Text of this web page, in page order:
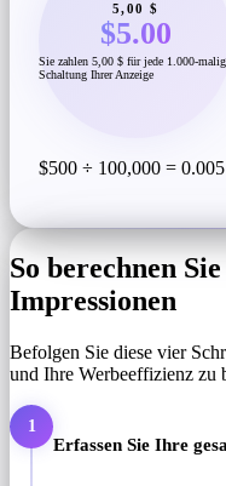
5,00 $
$5.00
Sie zahlen 5,00 $ für jede 1.000-
Schaltung Ihrer Anzeige
$500 ÷ 100,000 =
So berechnen
Impressionen
Befolgen Sie diese vier
und Ihre Werbeeffizienz zu
1
Erfassen Sie Ihre